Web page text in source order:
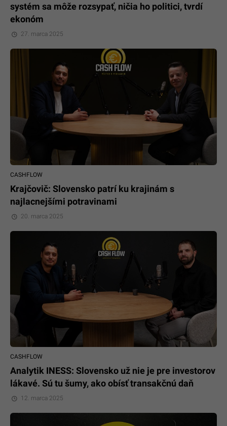
systém sa môže rozsypať, ničia ho politici, tvrdí
ekonóm
27. marca 2025
CASHFLOW
Krajčovič: Slovensko patrí ku krajinám s
najlacnejšími potravinami
20. marca 2025
CASHFLOW
Analytik INESS: Slovensko už nie je pre investorov
lákavé. Sú tu šumy, ako obísť transakčnú daň
12. marca 2025